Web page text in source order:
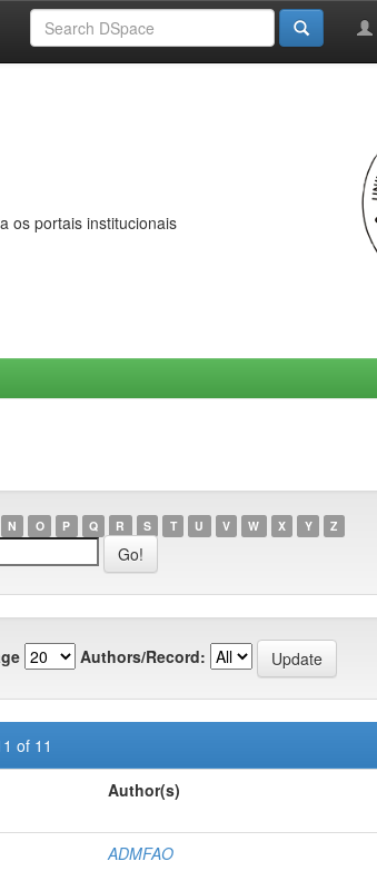
os portais institucionais
N O P Q R S T U V W X Y Z
Authors/Record:
of 11
Author(s)
ADMFAO